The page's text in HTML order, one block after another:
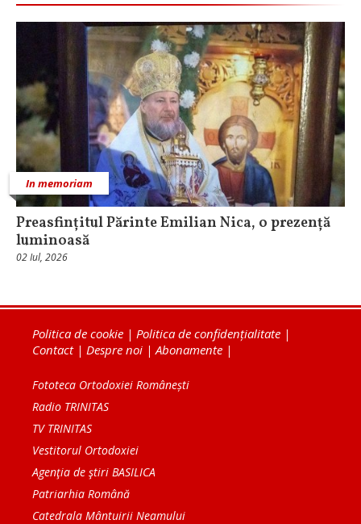
In memoriam
Preasfințitul Părinte Emilian Nica, o prezență
luminoasă
02 Iul, 2026
Politica de cookie | Politica de confidențialitate |
Contact| Despre noi |Abonamente |
Fototeca Ortodoxiei Românești
Radio TRINITAS
TV TRINITAS
Vestitorul Ortodoxiei
Agenţia de ştiri BASILICA
Patriarhia Română
Catedrala Mântuirii Neamului